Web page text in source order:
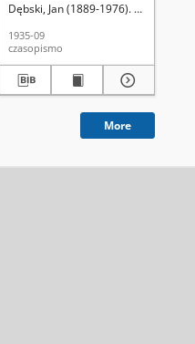
migracyjnym i
(lipiec/sierpień/wrzesień
1935)
Dębski, Jan (1889-1976). Red.
1935-09
czasopismo
More